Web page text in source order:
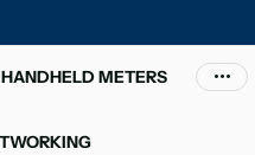
METERS